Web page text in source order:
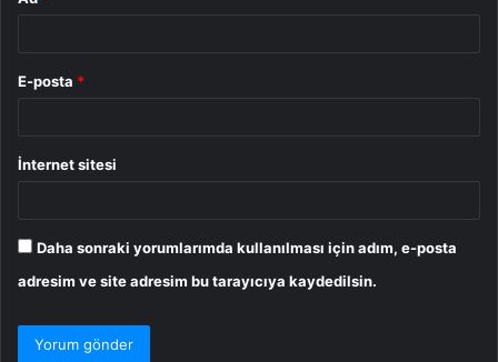
E-posta *
İnternet sitesi
Daha sonraki yorumlarımda kullanılması için adım, e-posta
adresim ve site adresim bu tarayıcıya kaydedilsin.